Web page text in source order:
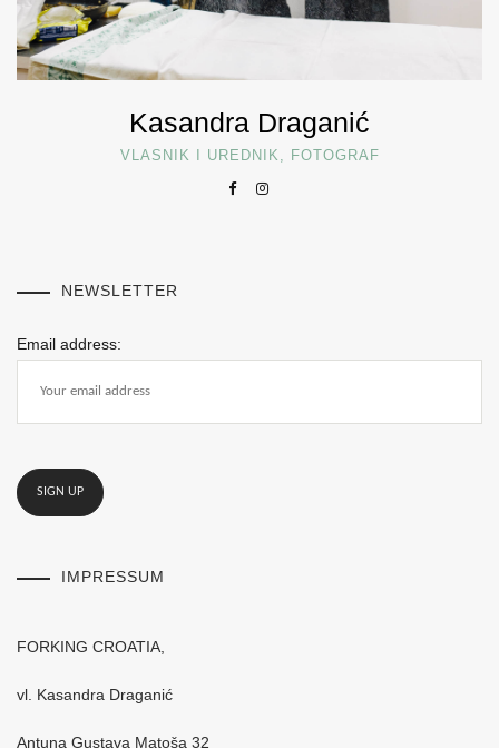
Kasandra Draganić
VLASNIK I UREDNIK, FOTOGRAF
NEWSLETTER
Email address:
IMPRESSUM
FORKING CROATIA,
vl. Kasandra Draganić
Antuna Gustava Matoša 32